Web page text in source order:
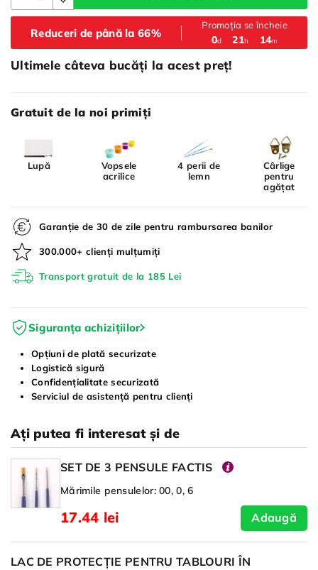
Reduceri de până la 66%
Promoția se încheie
0d 21h 14m
Ultimele câteva bucăți la acest preț!
Gratuit de la noi primiți
Lupă
Vopsele
acrilice
4 perii de
lemn
Cârlige
pentru
agățat
Garanție de 30 de zile pentru rambursarea banilor
300.000+ clienți mulțumiți
Transport gratuit de la 185 Lei
Siguranța achizițiilor
Opțiuni de plată securizate
Logistică sigură
Confidențialitate securizată
Serviciul de asistență pentru clienți
Ați putea fi interesat și de
SET DE 3 PENSULE FACTIS
Mărimile pensulelor: 00, 0, 6
17.44 lei Adaugă
LAC DE PROTECȚIE PENTRU TABLOURI ÎN